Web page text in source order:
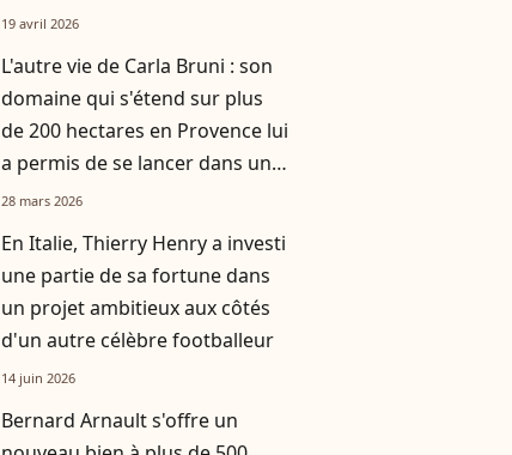
français
19 avril 2026
L'autre vie de Carla Bruni : son
domaine qui s'étend sur plus
de 200 hectares en Provence lui
a permis de se lancer dans un
business moderne
28 mars 2026
En Italie, Thierry Henry a investi
une partie de sa fortune dans
un projet ambitieux aux côtés
d'un autre célèbre footballeur
14 juin 2026
Bernard Arnault s'offre un